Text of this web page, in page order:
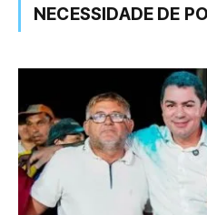
NECESSIDADE DE